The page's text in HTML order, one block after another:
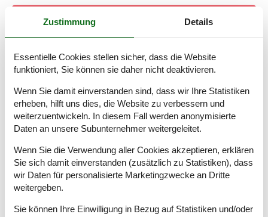
Ugljan - Kukljica
Ugljan - Lukoran
Ugljan - Preko
Ugljan/Kali
Zustimmung Details
Essentielle Cookies stellen sicher, dass die Website
funktioniert, Sie können sie daher nicht deaktivieren.
Wenn Sie damit einverstanden sind, dass wir Ihre Statistiken
erheben, hilft uns dies, die Website zu verbessern und
weiterzuentwickeln. In diesem Fall werden anonymisierte
Daten an unsere Subunternehmer weitergeleitet.
Wenn Sie die Verwendung aller Cookies akzeptieren, erklären
Sie sich damit einverstanden (zusätzlich zu Statistiken), dass
wir Daten für personalisierte Marketingzwecke an Dritte
weitergeben.
Sie können Ihre Einwilligung in Bezug auf Statistiken und/oder